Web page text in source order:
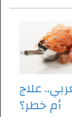
علاج
أم خطر؟